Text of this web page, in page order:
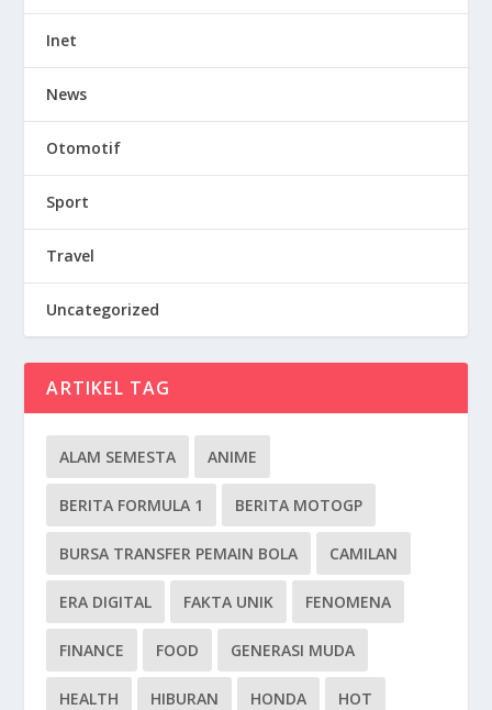
Inet
News
Otomotif
Sport
Travel
Uncategorized
ARTIKEL TAG
ALAM SEMESTA ANIME
BERITA FORMULA 1 BERITA MOTOGP
BURSA TRANSFER PEMAIN BOLA CAMILAN
ERA DIGITAL FAKTA UNIK FENOMENA
FINANCE FOOD GENERASI MUDA
HEALTH HIBURAN HONDA HOT